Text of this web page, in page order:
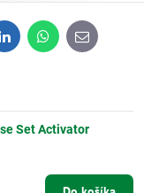
LinkedInWhatsApp
E-
mail
Set Activator